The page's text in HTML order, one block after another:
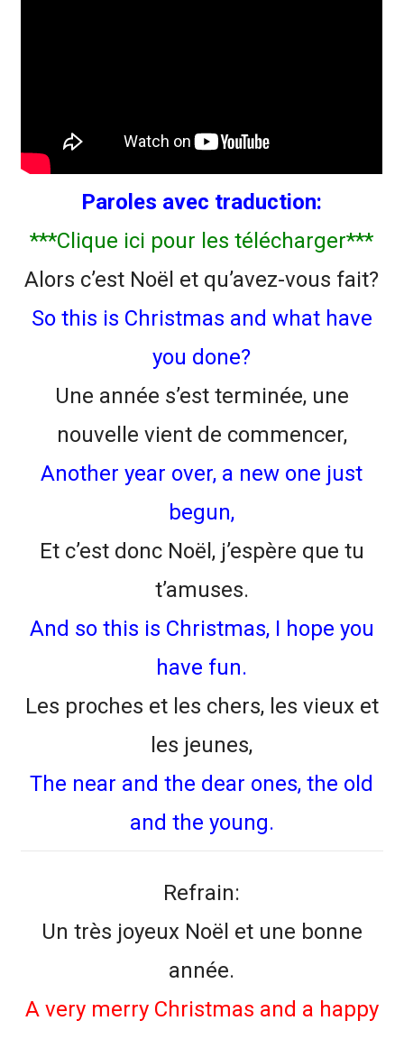
Paroles avec traduction:
***Clique ici pour les télécharger***
Alors c’est Noël et qu’avez-vous fait?
So this is Christmas and what have
you done?
Une année s’est terminée, une
nouvelle vient de commencer,
Another year over, a new one just
begun,
Et c’est donc Noël, j’espère que tu
t’amuses.
And so this is Christmas, I hope you
have fun.
Les proches et les chers, les vieux et
les jeunes,
The near and the dear ones, the old
and the young.
Refrain:
Un très joyeux Noël et une bonne
année.
A very merry Christmas and a happy